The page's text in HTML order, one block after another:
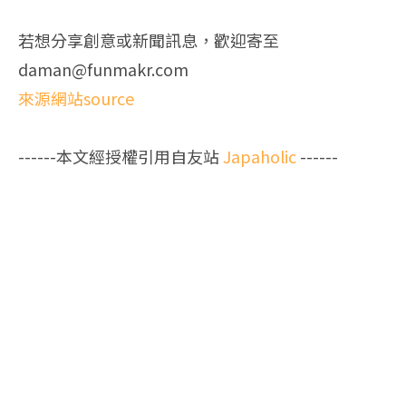
若想分享創意或新聞訊息，歡迎寄至
daman@funmakr.com
來源網站source
------本文經授權引用自友站Japaholic------